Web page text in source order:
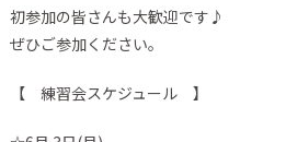
初参加の皆さんも大歓迎です♪
ぜひご参加ください。
【 練習会スケジュール 】